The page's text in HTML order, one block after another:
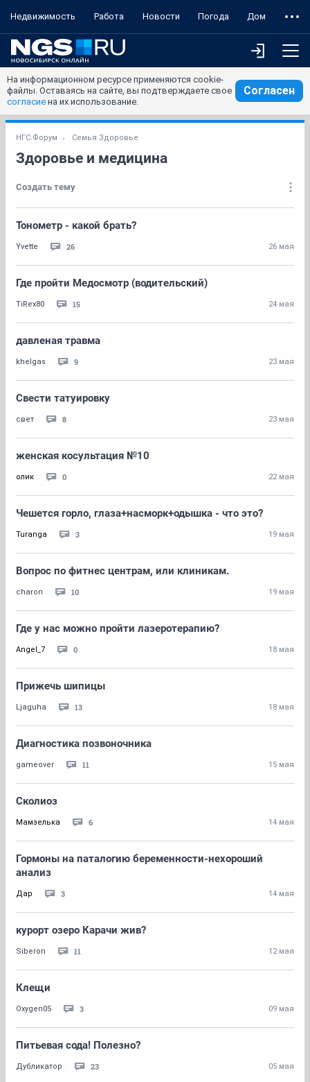
Недвижимость Работа Новости Погода Дом
На информационном ресурсе применяются cookie-
файлы. Оставаясь на сайте, вы подтверждаете свое
согласие на их использование.
Согласен
НГС.Форум Семья Здоровье
Здоровье и медицина
Создать тему
Тонометр - какой брать?
Yvette 26 26 мая
Где пройти Медосмотр (водительский)
TiRex80 15 24 мая
давленая травма
khelgas 9 23 мая
Свести татуировку
свет 8 23 мая
женская косультация №10
олик 0 22 мая
Чешется горло, глаза+насморк+одышка - что это?
Turanga 3 19 мая
Вопрос по фитнес центрам, или клиникам.
charon 10 19 мая
Где у нас можно пройти лазеротерапию?
Angel_7 0 18 мая
Прижечь шипицы
Ljaguha 13 18 мая
Диагностика позвоночника
gameover 11 15 мая
Сколиоз
Мамзелька 6 14 мая
Гормоны на паталогию беременности-нехороший
анализ
Дар 3 14 мая
курорт озеро Карачи жив?
Siberon 11 12 мая
Клещи
Oxygen05 3 09 мая
Питьевая сода! Полезно?
Дубликатор 23 05 мая